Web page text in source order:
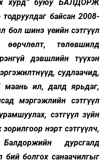
хурд” буюу БАЛДОРЖ
байсан 2008-
бол шинэ үеийн сэтгүүл
төлөвшилд
дэвшлийн түүхэн
судлаачид,
маань ил, далд ярьдаг,
мэргэжлийн сэтгүүл
сэтгүүл зүйн
нэрт сэтгүүлч,
дурсгалд
болгох санаачилгыг